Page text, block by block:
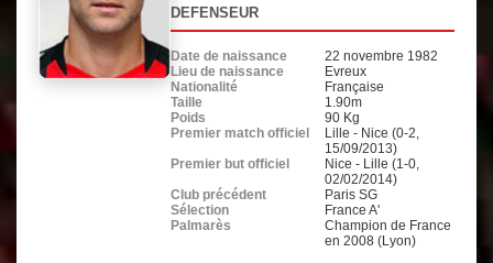
DEFENSEUR
Date de naissance
22 novembre 1982
Lieu de naissance
Evreux
Nationalité
Française
Taille
1.90m
Poids
90 Kg
Premier match officiel
Lille - Nice (0-2,
15/09/2013)
Premier but officiel
Nice - Lille (1-0,
02/02/2014)
Club précédent
Paris SG
Sélection
France A'
Palmarès
Champion de France
en 2008 (Lyon)